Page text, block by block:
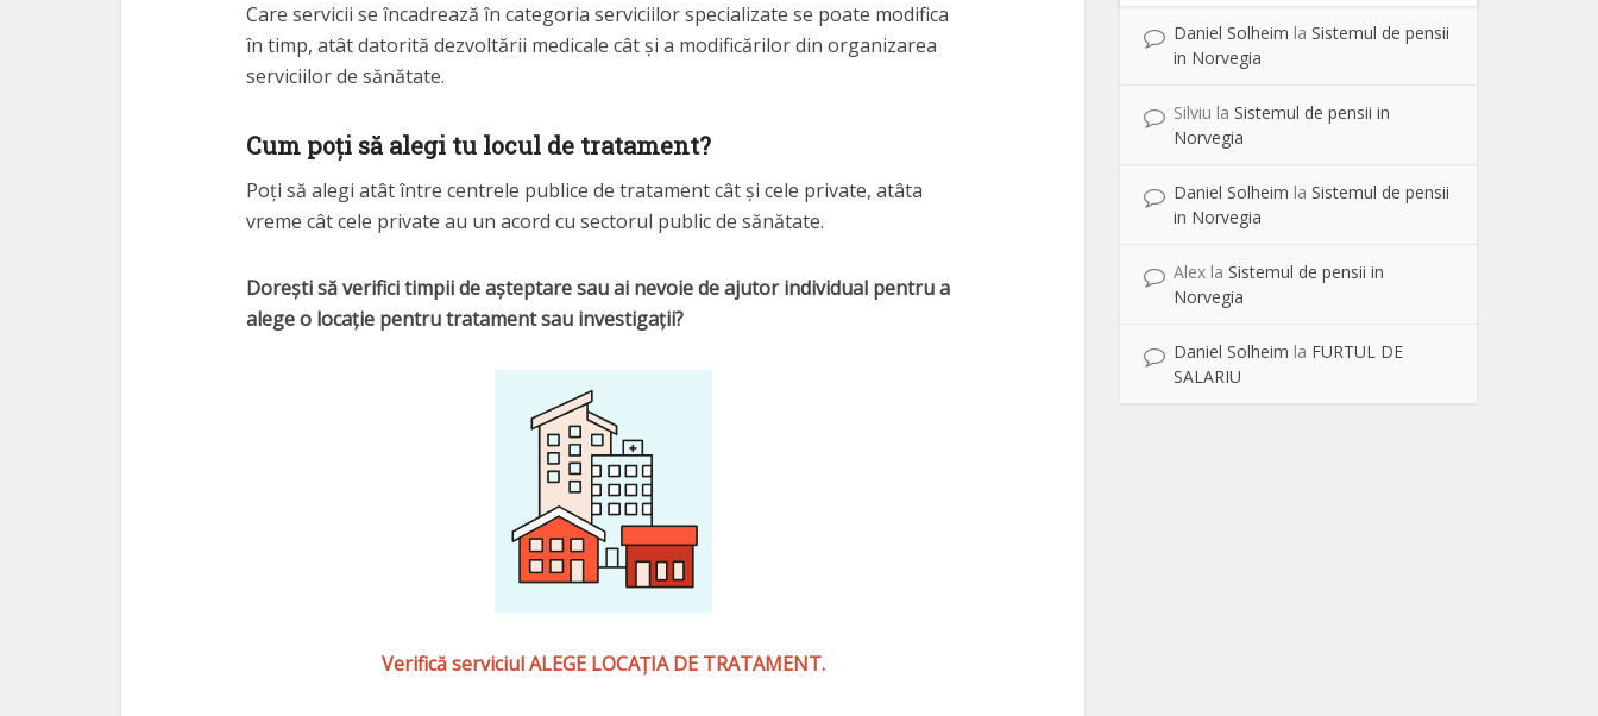
Care servicii se încadrează în categoria serviciilor specializate se poate modifica
în timp, atât datorită dezvoltării medicale cât și a modificărilor din organizarea
serviciilor de sănătate.
Cum poți să alegi tu locul de tratament?
Poți să alegi atât între centrele publice de tratament cât și cele private, atâta
vreme cât cele private au un acord cu sectorul public de sănătate.
Dorești să verifici timpii de așteptare sau ai nevoie de ajutor individual pentru a
alege o locație pentru tratament sau investigații?
Verifică serviciul ALEGE LOCAȚIA DE TRATAMENT.
Daniel Solheim la Sistemul de pensii
in Norvegia
Silviu la Sistemul de pensii in
Norvegia
Daniel Solheim la Sistemul de pensii
in Norvegia
Alex la Sistemul de pensii in
Norvegia
Daniel Solheim la FURTUL DE
SALARIU